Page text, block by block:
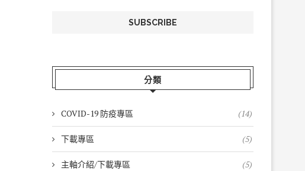
分類
COVID-19 防疫專區 (14)
下載專區 (5)
主軸介紹/下載專區 (5)